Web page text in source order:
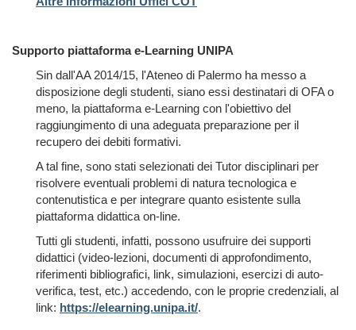
Supporto piattaforma e-Learning UNIPA
Sin dall'AA 2014/15, l'Ateneo di Palermo ha messo a
disposizione degli studenti, siano essi destinatari di OFA o
meno, la piattaforma e-Learning con l'obiettivo del
raggiungimento di una adeguata preparazione per il
recupero dei debiti formativi.
A tal fine, sono stati selezionati dei Tutor disciplinari per
risolvere eventuali problemi di natura tecnologica e
contenutistica e per integrare quanto esistente sulla
piattaforma didattica on-line.
Tutti gli studenti, infatti, possono usufruire dei supporti
didattici (video-lezioni, documenti di approfondimento,
riferimenti bibliografici, link, simulazioni, esercizi di auto-
verifica, test, etc.) accedendo, con le proprie credenziali, al
link: https://elearning.unipa.it/.